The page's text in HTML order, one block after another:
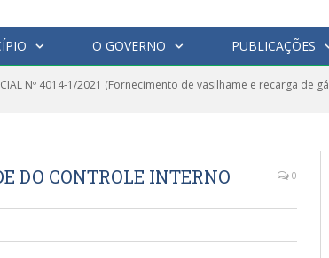
O GOVERNO PUBLICAÇÕES
Nº 4014-1/2021 (Fornecimento de vasilhame e recarga de
DO CONTROLE INTERNO 0